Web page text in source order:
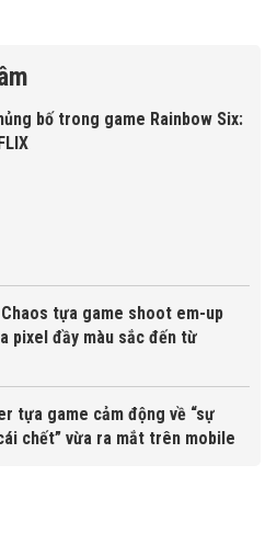
bố trong game Rainbow Six:
tựa game shoot em-up
pixel đầy màu sắc đến từ
tựa game cảm động về “sự
chết” vừa ra mắt trên mobile